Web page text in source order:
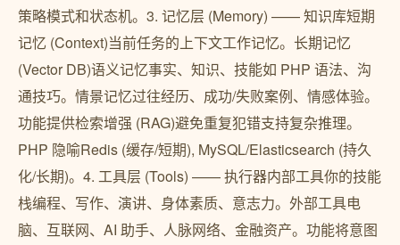
策略模式和状态机。3. 记忆层 (Memory) —— 知识库短期
记忆 (Context)当前任务的上下文工作记忆。长期记忆
(Vector DB)语义记忆事实、知识、技能如 PHP 语法、沟
通技巧。情景记忆过往经历、成功/失败案例、情感体验。
功能提供检索增强 (RAG)避免重复犯错支持复杂推理。
PHP 隐喻Redis (缓存/短期), MySQL/Elasticsearch (持久
化/长期)。4. 工具层 (Tools) —— 执行器内部工具你的技能
栈编程、写作、演讲、身体素质、意志力。外部工具电
脑、互联网、AI 助手、人脉网络、金融资产。功能将意图